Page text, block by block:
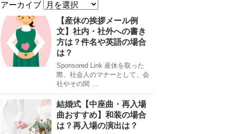
アーカイブ
【産休の挨拶メール例
文】社内・社外への書き
方は？件名や英語の場合
は？
Sponsored Link 産休を取った
際、社会人のマナーとして、会
社やその関 …
結婚式【中座曲・再入場
曲おすすめ】和装の場合
は？再入場の演出は？